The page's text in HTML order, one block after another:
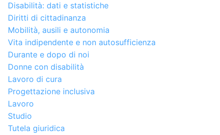
Disabilità: dati e statistiche
Diritti di cittadinanza
Mobilità, ausili e autonomia
Vita indipendente e non autosufficienza
Durante e dopo di noi
Donne con disabilità
Lavoro di cura
Progettazione inclusiva
Lavoro
Studio
Tutela giuridica